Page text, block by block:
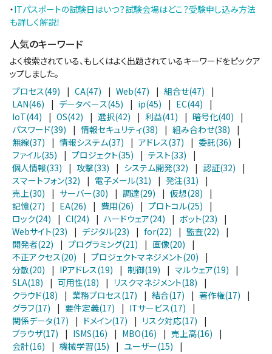
・ITパスポートの試験日はいつ？試験会場はどこ？受験申し込み方法
も詳しく解説！
人気のキーワード
よく検索されている、もしくはよく出題されているキーワードをピックア
ップしました。
プロセス(49)
| CA(47) | Web(47) | 組合せ(47)
|
LAN(46)
| データベース(45) | ip(45) | EC(44)
|
IoT(44)
| OS(42) | 選択(42) | 利益(41) | 暗号化(40)
|
パスワード(39)
| 情報セキュリティ(38) | 組み合わせ(38)
|
無線(37)
| 情報システム(37) | アドレス(37) | 委託(36)
|
ファイル(35)
| プロジェクト(35) | テスト(33)
|
個人情報(33)
| 攻撃(33) | システム開発(32) | 認証(32)
|
スマートフォン(32)
| 電子メール(31) | 発注(31)
|
売上(30)
| サーバー(30) | 調達(29) | 仮想(28)
|
記憶(27)
| EA(26) | 費用(26) | プロトコル(25)
|
ロック(24)
| CI(24) | ハードウェア(24) | ボット(23)
|
Webサイト(23)
| デジタル(23) | for(22) | 監査(22)
|
開発者(22)
| プログラミング(21) | 画像(20)
|
不正アクセス(20)
| プロジェクトマネジメント(20)
|
分散(20)
| IPアドレス(19) | 制御(19) | マルウェア(19)
|
SLA(18)
| 可用性(18) | リスクマネジメント(18)
|
クラウド(18)
| 業務プロセス(17) | 結合(17) | 著作権(17)
|
グラフ(17)
| 要件定義(17) | ITサービス(17)
|
関係データ(17)
| ドメイン(17) | リスク対応(17)
|
ブラウザ(17)
| ISMS(16) | MBO(16) | 売上高(16)
|
会計(16)
| 機械学習(15) | ユーザー(15)
|